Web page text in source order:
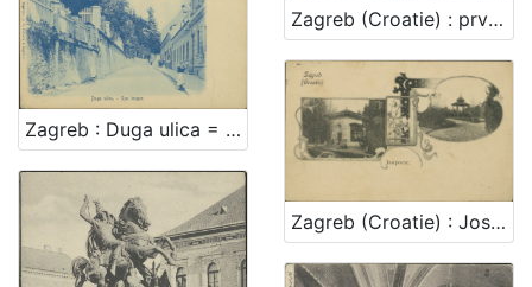
Zagreb : Duga ulica = Agram : Rue longue
Zagreb (Croatie) : prvostolna crkva - la cathedrale
Zagreb (Croatie) : Josipovac